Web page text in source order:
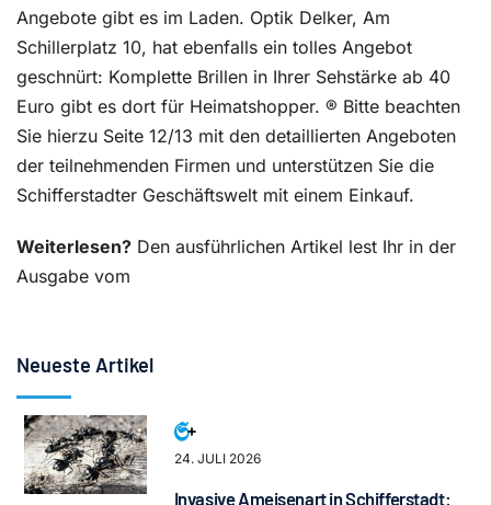
Angebote gibt es im Laden. Optik Delker, Am
Schillerplatz 10, hat ebenfalls ein tolles Angebot
geschnürt: Komplette Brillen in Ihrer Sehstärke ab 40
Euro gibt es dort für Heimatshopper. ® Bitte beachten
Sie hierzu Seite 12/13 mit den detaillierten Angeboten
der teilnehmenden Firmen und unterstützen Sie die
Schifferstadter Geschäftswelt mit einem Einkauf.
Weiterlesen? Den ausführlichen Artikel lest Ihr in der
Ausgabe vom
Neueste Artikel
24. JULI 2026
Invasive Ameisenart in Schifferstadt: